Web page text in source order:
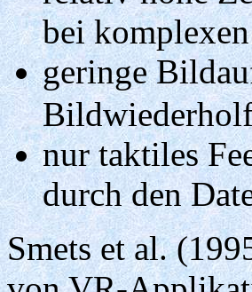
bei
geringe
nur taktiles
durch den
Smets et al.